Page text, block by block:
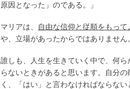
原因となった」のである。」
マリアは、 自由な信仰と従順をもっ
や、立場があったからではありません
誰しも、人生を生きていく中で、何
らないときがあると思います。自分
く、「はい」と言わなければならな